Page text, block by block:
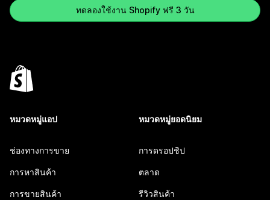
ทดลองใช้งาน Shopify ฟรี 3 วัน
หมวดหมู่แอป
ช่องทางการขาย
การหาสินค้า
การขายสินค้า
หมวดหมู่ยอดนิยม
การดรอปชิป
ตลาด
รีวิวสินค้า